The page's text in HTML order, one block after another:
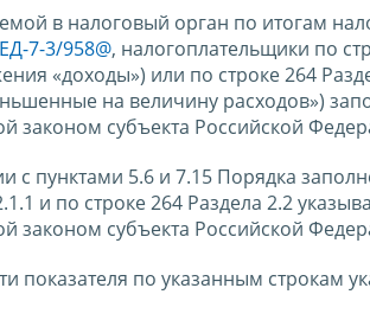
в налоговый орган по итогам
7-3/958@, налогоплательщики по
«доходы») или по строке 264
на величину расходов»)
законом субъекта Российской
с пунктами 5.6 и 7.15 Порядка
и по строке 264 Раздела 2.2
законом субъекта Российской
показателя по указанным строкам